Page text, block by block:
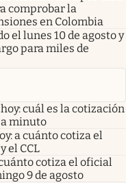
comprobar la
en Colombia
el lunes 10 de agosto y
para miles de
cuál es la cotización
minuto
a cuánto cotiza el
el CCL
cotiza el oficial
9 de agosto